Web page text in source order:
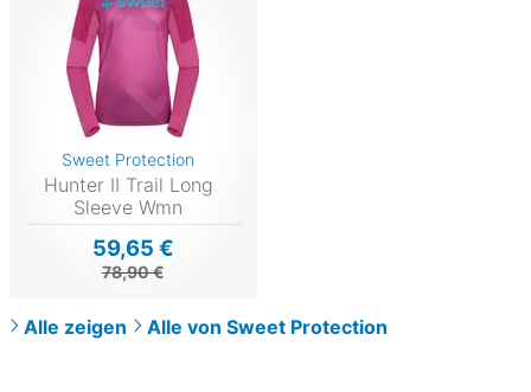
Sweet Protection
Hunter II Trail Long
Sleeve Wmn
59,65 €
78,90 €
Alle zeigen Alle von Sweet Protection